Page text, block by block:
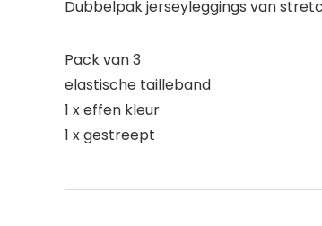
Dubbelpak jerseyleggings van
Pack van 3
elastische tailleband
1 x effen kleur
1 x gestreept